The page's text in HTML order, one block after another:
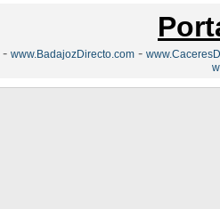
- www.BadajozDirecto.com -